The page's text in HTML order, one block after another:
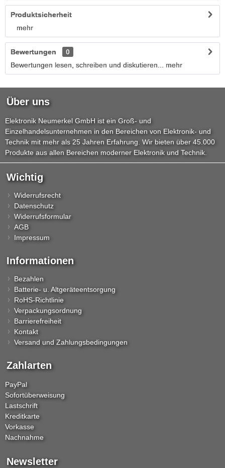
Produktsicherheit
mehr
Bewertungen
0
Bewertungen lesen, schreiben und diskutieren...
mehr
Über uns
Elektronik Neumerkel GmbH ist ein Groß- und
Einzelhandelsunternehmen in den Bereichen von Elektronik- und
Technik mit mehr als 25 Jahren Erfahrung. Wir bieten über 45.000
Produkte aus allen Bereichen moderner Elektronik und Technik.
Wichtig
Widerrufsrecht
Datenschutz
Widerrufsformular
AGB
Impressum
Informationen
Bezahlen
Batterie- u. Altgeräteentsorgung
RoHS-Richtlinie
Verpackungsordnung
Barrierefreiheit
Kontakt
Versand und Zahlungsbedingungen
Zahlarten
PayPal
Sofortüberweisung
Lastschrift
Kreditkarte
Vorkasse
Nachnahme
Newsletter